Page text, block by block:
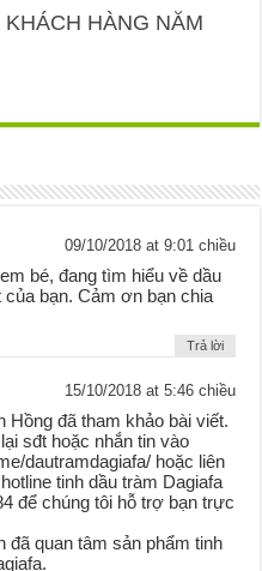
HÀNG NĂM
09/10/2018 at 9:01 chiều
bé, đang tìm hiểu về dầu
bạn. Cảm ơn bạn chia
Trả lời
15/10/2018 at 5:46 chiều
Hồng đã tham khảo bài viết.
sđt hoặc nhắn tin vào
dautramdagiafa/ hoặc liên
tinh dầu tràm Dagiafa
để chúng tôi hỗ trợ bạn trực
đã quan tâm sản phẩm tinh